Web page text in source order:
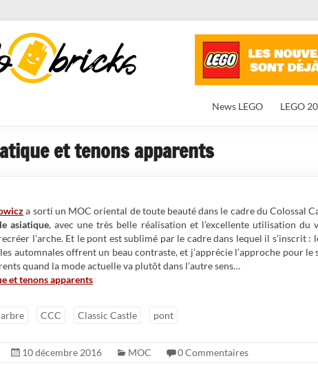
News LEGO LEGO
et tenons apparents
a sorti un MOC oriental de toute beauté dans le cadre du Colossal
asiatique, avec une très belle réalisation et l’excellente utilisation du
l’arche. Et le pont est sublimé par le cadre dans lequel il s’inscrit :
automnales offrent un beau contraste, et j’apprécie l’approche pour le
quand la mode actuelle va plutôt dans l’autre sens…
arbre CCC Classic Castle pont
10 décembre 2016 MOC 0 Commentaires